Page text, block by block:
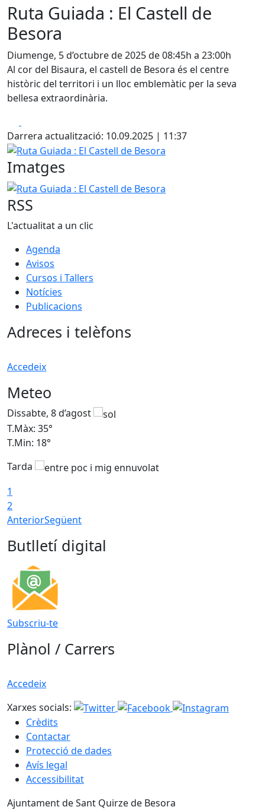
Ruta Guiada : El Castell de
Besora
Diumenge, 5 d’octubre de 2025 de 08:45h a 23:00h
Al cor del Bisaura, el castell de Besora és el centre
històric del territori i un lloc emblemàtic per la seva
bellesa extraordinària.
Darrera actualització: 10.09.2025 | 11:37
Ruta Guiada : El Castell de Besora
Imatges
Ruta Guiada : El Castell de Besora
RSS
L'actualitat a un clic
Agenda
Avisos
Cursos i Tallers
Notícies
Publicacions
Adreces i telèfons
Accedeix
Meteo
Dissabte, 8 d’agost
T.Màx: 35°
T.Min: 18°
Tarda
1
2
AnteriorSegüent
Butlletí digital
Subscriu-te
Plànol / Carrers
Accedeix
Xarxes socials:
Crèdits
Contactar
Protecció de dades
Avís legal
Accessibilitat
Ajuntament de Sant Quirze de Besora